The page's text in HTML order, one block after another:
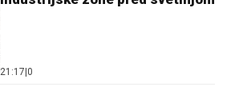
21:17|0